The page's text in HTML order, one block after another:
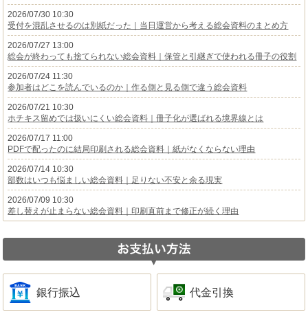
2026/07/30 10:30
受付を混乱させるのは別紙だった｜当日運営から考える総会資料のまとめ方
2026/07/27 13:00
総会が終わっても捨てられない総会資料｜保管と引継ぎで使われる冊子の役割
2026/07/24 11:30
参加者はどこを読んでいるのか｜作る側と見る側で違う総会資料
2026/07/21 10:30
ホチキス留めでは扱いにくい総会資料｜冊子化が選ばれる境界線とは
2026/07/17 11:00
PDFで配ったのに結局印刷される総会資料｜紙がなくならない理由
2026/07/14 10:30
部数はいつも悩ましい総会資料｜足りない不安と余る現実
2026/07/09 10:30
差し替えが止まらない総会資料｜印刷直前まで修正が続く理由
銀行振込 代金引換